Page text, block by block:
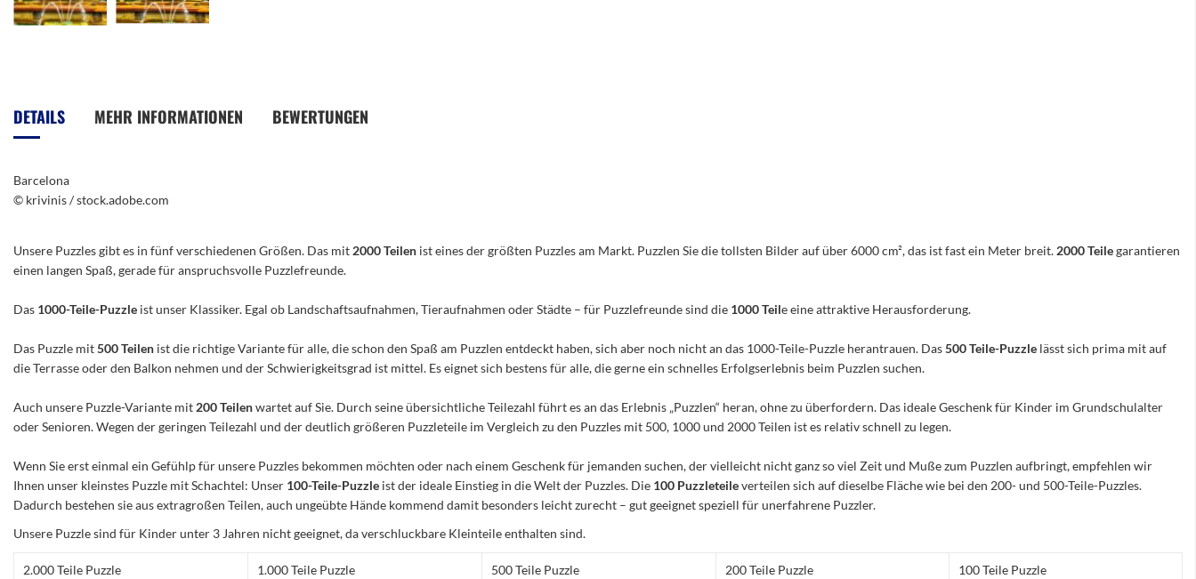
Bildergalerie
springen
DETAILS
Barcelona
© krivinis / stock.adobe.com
MEHR INFORMATIONEN BEWERTUNGEN
Unsere Puzzles gibt es in fünf verschiedenen Größen. Das mit 2000 Teilen ist eines der größten Puzzles am Markt. Puzzlen Sie die tollsten Bilder auf über 6000 cm², das ist fast ein Meter breit. 2000 Teilegarantieren
einen langen Spaß, gerade für anspruchsvolle Puzzlefreunde.
Das 1000-Teile-Puzzle ist unser Klassiker. Egal ob Landschaftsaufnahmen, Tieraufnahmen oder Städte – für Puzzlefreunde sind die 1000 Teile eine attraktive Herausforderung.
Das Puzzle mit500 Teilen ist die richtige Variante für alle, die schon den Spaß am Puzzlen entdeckt haben, sich aber noch nicht an das 1000-Teile-Puzzle herantrauen. Das500 Teile-Puzzle lässt sich prima mit auf
die Terrasse oder den Balkon nehmen und der Schwierigkeitsgrad ist mittel. Es eignet sich bestens für alle, die gerne ein schnelles Erfolgserlebnis beim Puzzlen suchen.
Auch unsere Puzzle-Variante mit 200 Teilenwartet auf Sie. Durch seine übersichtliche Teilezahl führt es an das Erlebnis „Puzzlen“ heran, ohne zu überfordern. Das ideale Geschenk für Kinder im Grundschulalter
oder Senioren. Wegen der geringen Teilezahl und der deutlich größeren Puzzleteile im Vergleich zu den Puzzles mit 500, 1000 und 2000 Teilen ist es relativ schnell zu legen.
Wenn Sie erst einmal ein Gefühlp für unsere Puzzles bekommen möchten oder nach einem Geschenk für jemanden suchen, der vielleicht nicht ganz so viel Zeit und Muße zum Puzzlen aufbringt, empfehlen wir
Ihnen unser kleinstes Puzzle mit Schachtel: Unser 100-Teile-Puzzle ist der ideale Einstieg in die Welt der Puzzles. Die 100 Puzzleteileverteilen sich auf dieselbe Fläche wie bei den 200- und 500-Teile-Puzzles.
Dadurch bestehen sie aus extragroßen Teilen, auch ungeübte Hände kommend damit besonders leicht zurecht – gut geeignet speziell für unerfahrene Puzzler.
Unsere Puzzle sind für Kinder unter 3 Jahren nicht geeignet, da verschluckbare Kleinteile enthalten sind.
2.000 Teile Puzzle 1.000 Teile Puzzle 500 Teile Puzzle 200 Teile Puzzle 100 Teile Puzzle